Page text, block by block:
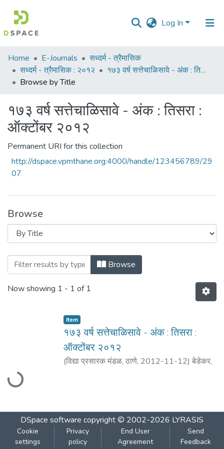
Log In
Communities
&
Collections
All of DSpace
Home E-Journals
सध्दर्म - त्रैमासिक
सध्दर्म - त्रैमासिक : २०१२
१७३ वर्ष सत्तेचाळिसावे - अंक : तिसरा : ऑक्टोंबर २०१२
Browse by Title
१७३ वर्ष सत्तेचाळिसावे - अंक : तिसरा :
ऑक्टोंबर २०१२
Permanent URI for this collection
http://dspace.vpmthane.org:4000/handle/123456789/29
07
Browse
Browsing १७३ वर्ष सत्तेचाळिसावे - अंक : तिसरा
Browse
Now showing 1 - 1 of 1
Loading...
Item
१७३ वर्ष सत्तेचाळिसावे - अंक : तिसरा :
ऑक्टोंबर २०१२
(विद्या प्रसारक मंडळ, ठाणे, 2012-11-12) बेडेकर,
DSpace software copyright © 2002-2026 LYRASIS
Cookie
settings
Privacy
policy
End User
Agreement
Send
Feedback